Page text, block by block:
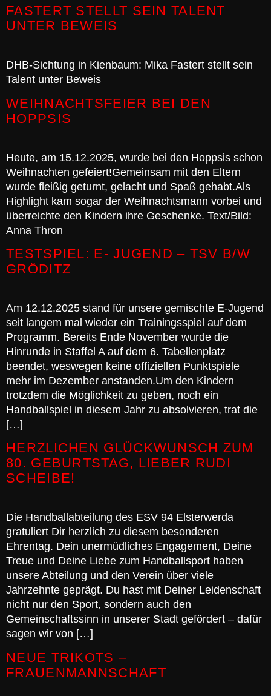
FASTERT STELLT SEIN TALENT
UNTER BEWEIS
DHB-Sichtung in Kienbaum: Mika Fastert stellt sein
Talent unter Beweis
WEIHNACHTSFEIER BEI DEN
HOPPSIS
Heute, am 15.12.2025, wurde bei den Hoppsis schon
Weihnachten gefeiert!Gemeinsam mit den Eltern
wurde fleißig geturnt, gelacht und Spaß gehabt.Als
Highlight kam sogar der Weihnachtsmann vorbei und
überreichte den Kindern ihre Geschenke. Text/Bild:
Anna Thron
TESTSPIEL: E- JUGEND – TSV B/W
GRÖDITZ
Am 12.12.2025 stand für unsere gemischte E-Jugend
seit langem mal wieder ein Trainingsspiel auf dem
Programm. Bereits Ende November wurde die
Hinrunde in Staffel A auf dem 6. Tabellenplatz
beendet, weswegen keine offiziellen Punktspiele
mehr im Dezember anstanden.Um den Kindern
trotzdem die Möglichkeit zu geben, noch ein
Handballspiel in diesem Jahr zu absolvieren, trat die
[…]
HERZLICHEN GLÜCKWUNSCH ZUM
80. GEBURTSTAG, LIEBER RUDI
SCHEIBE!
Die Handballabteilung des ESV 94 Elsterwerda
gratuliert Dir herzlich zu diesem besonderen
Ehrentag. Dein unermüdliches Engagement, Deine
Treue und Deine Liebe zum Handballsport haben
unsere Abteilung und den Verein über viele
Jahrzehnte geprägt. Du hast mit Deiner Leidenschaft
nicht nur den Sport, sondern auch den
Gemeinschaftssinn in unserer Stadt gefördert – dafür
sagen wir von […]
NEUE TRIKOTS –
FRAUENMANNSCHAFT